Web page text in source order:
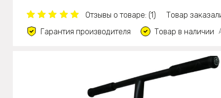
Отзывы о товаре: (1)
Товар
Гарантия производителя
Товар в наличии